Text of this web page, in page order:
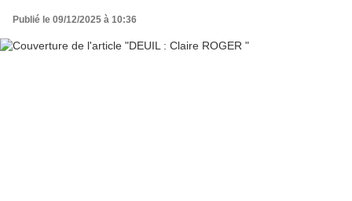
Publié le 09/12/2025 à 10:36